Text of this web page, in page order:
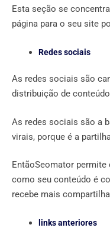
Esta seção se
página para o seu site
Redes sociais
As redes sociais são
distribuição de
As redes sociais são a
virais, porque é a
EntãoSeomator
como seu conteúdo é
recebe mais
links anteriores